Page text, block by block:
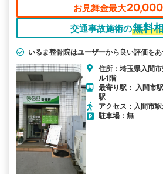
お見舞金最大20,000
交通事故施術の無料
いるま整骨院はユーザーから良い評価をあ
住所：埼玉県入間
ル1階
最寄り駅： 入間市
駅
アクセス：入間市
駐車場：無